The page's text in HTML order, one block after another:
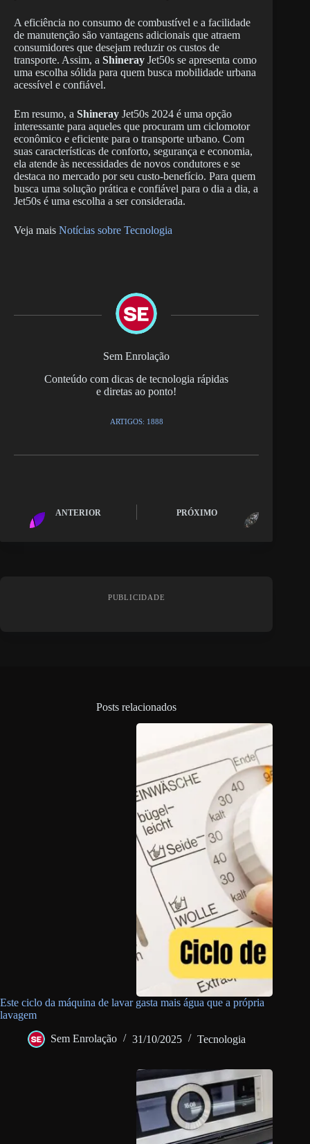
A eficiência no consumo de combustível e a facilidade
de manutenção são vantagens adicionais que atraem
consumidores que desejam reduzir os custos de
transporte. Assim, a Shineray Jet50s se apresenta como
uma escolha sólida para quem busca mobilidade urbana
acessível e confiável.
Em resumo, a Shineray Jet50s 2024 é uma opção
interessante para aqueles que procuram um ciclomotor
econômico e eficiente para o transporte urbano. Com
suas características de conforto, segurança e economia,
ela atende às necessidades de novos condutores e se
destaca no mercado por seu custo-benefício. Para quem
busca uma solução prática e confiável para o dia a dia, a
Jet50s é uma escolha a ser considerada.
Veja mais Notícias sobre Tecnologia
Sem Enrolação
Conteúdo com dicas de tecnologia rápidas
e diretas ao ponto!
ARTIGOS: 1888
ANTERIOR PRÓXIMO
PUBLICIDADE
Posts relacionados
Este ciclo da máquina de lavar gasta mais água que a própria
lavagem
Sem Enrolação 31/10/2025 Tecnologia